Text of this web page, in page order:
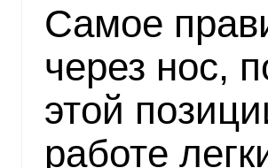
Самое
через нос,
этой
работе